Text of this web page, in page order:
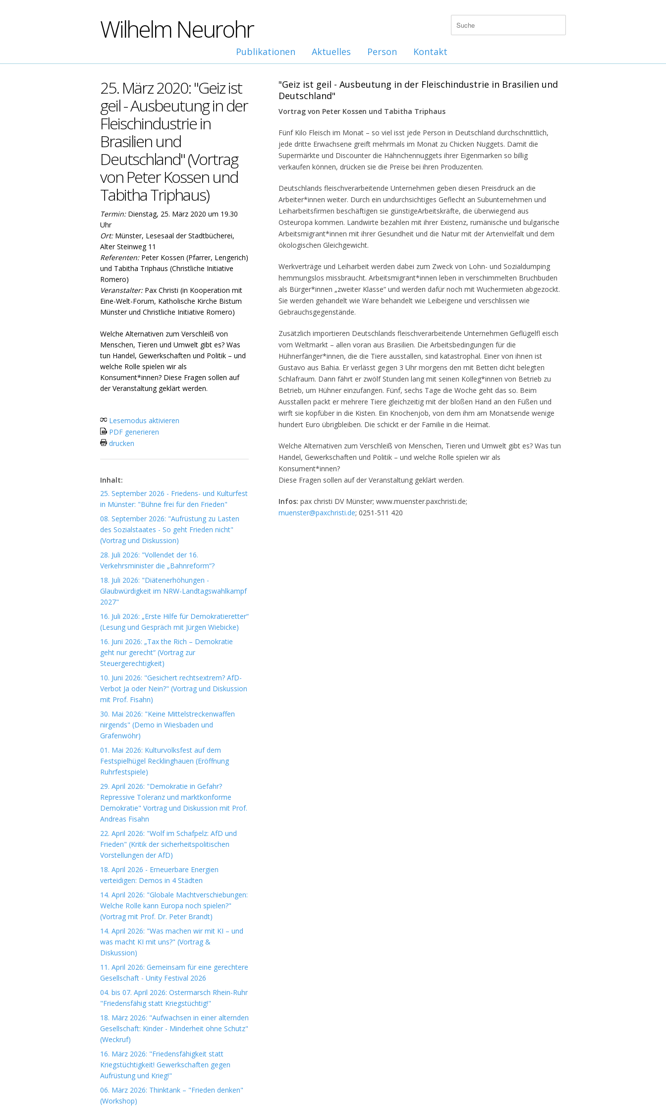
Wilhelm Neurohr
Publikationen Aktuelles Person Kontakt
25. März 2020: "Geiz ist
geil - Ausbeutung in der
Fleischindustrie in
Brasilien und
Deutschland" (Vortrag
von Peter Kossen und
Tabitha Triphaus)
Termin:Dienstag, 25. März 2020 um 19.30
Uhr
Ort:Münster, Lesesaal der Stadtbücherei,
Alter Steinweg 11
Referenten:Peter Kossen (Pfarrer, Lengerich)
und Tabitha Triphaus (Christliche Initiative
Romero)
Veranstalter:Pax Christi (in Kooperation mit
Eine-Welt-Forum, Katholische Kirche Bistum
Münster und Christliche Initiative Romero)
Welche Alternativen zum Verschleiß von
Menschen, Tieren und Umwelt gibt es? Was
tun Handel, Gewerkschaften und Politik – und
welche Rolle spielen wir als
Konsument*innen? Diese Fragen sollen auf
der Veranstaltung geklärt werden.
Lesemodus aktivieren
PDF generieren
drucken
Inhalt:
25. September 2026 - Friedens- und Kulturfest
in Münster: "Bühne frei für den Frieden"
08. September 2026: "Aufrüstung zu Lasten
des Sozialstaates - So geht Frieden nicht"
(Vortrag und Diskussion)
28. Juli 2026: "Vollendet der 16.
Verkehrsminister die „Bahnreform“?
18. Juli 2026: "Diätenerhöhungen -
Glaubwürdigkeit im NRW-Landtagswahlkampf
2027"
16. Juli 2026: „Erste Hilfe für Demokratieretter“
(Lesung und Gespräch mit Jürgen Wiebicke)
16. Juni 2026: „Tax the Rich – Demokratie
geht nur gerecht“ (Vortrag zur
Steuergerechtigkeit)
10. Juni 2026: "Gesichert rechtsextrem? AfD-
Verbot Ja oder Nein?" (Vortrag und Diskussion
mit Prof. Fisahn)
30. Mai 2026: "Keine Mittelstreckenwaffen
nirgends" (Demo in Wiesbaden und
Grafenwöhr)
01. Mai 2026: Kulturvolksfest auf dem
Festspielhügel Recklinghauen (Eröffnung
Ruhrfestspiele)
29. April 2026: "Demokratie in Gefahr?
Repressive Toleranz und marktkonforme
Demokratie" Vortrag und Diskussion mit Prof.
Andreas Fisahn
22. April 2026: "Wolf im Schafpelz: AfD und
Frieden" (Kritik der sicherheitspolitischen
Vorstellungen der AfD)
18. April 2026 - Erneuerbare Energien
verteidigen: Demos in 4 Städten
14. April 2026: "Globale Machtverschiebungen:
Welche Rolle kann Europa noch spielen?"
(Vortrag mit Prof. Dr. Peter Brandt)
14. April 2026: "Was machen wir mit KI – und
was macht KI mit uns?" (Vortrag &
Diskussion)
11. April 2026: Gemeinsam für eine gerechtere
Gesellschaft - Unity Festival 2026
04. bis 07. April 2026: Ostermarsch Rhein-Ruhr
"Friedensfähig statt Kriegstüchtig!"
18. März 2026: "Aufwachsen in einer alternden
Gesellschaft: Kinder - Minderheit ohne Schutz"
(Weckruf)
16. März 2026: "Friedensfähigkeit statt
Kriegstüchtigkeit! Gewerkschaften gegen
Aufrüstung und Krieg!"
06. März 2026: Thinktank – "Frieden denken"
(Workshop)
"Geiz ist geil - Ausbeutung in der Fleischindustrie in Brasilien und
Deutschland"
Vortrag von Peter Kossen und Tabitha Triphaus
Fünf Kilo Fleisch im Monat – so viel isst jede Person in Deutschland durchschnittlich,
jede dritte Erwachsene greift mehrmals im Monat zu Chicken Nuggets. Damit die
Supermärkte und Discounter die Hähnchennuggets ihrer Eigenmarken so billig
verkaufen können, drücken sie die Preise bei ihren Produzenten.
Deutschlands fleischverarbeitende Unternehmen geben diesen Preisdruck an die
Arbeiter*innen weiter. Durch ein undurchsichtiges Geflecht an Subunternehmen und
Leiharbeitsfirmen beschäftigen sie günstigeArbeitskräfte, die überwiegend aus
Osteuropa kommen. Landwirte bezahlen mit ihrer Existenz, rumänische und bulgarische
Arbeitsmigrant*innen mit ihrer Gesundheit und die Natur mit der Artenvielfalt und dem
ökologischen Gleichgewicht.
Werkverträge und Leiharbeit werden dabei zum Zweck von Lohn- und Sozialdumping
hemmungslos missbraucht. Arbeitsmigrant*innen leben in verschimmelten Bruchbuden
als Bürger*innen „zweiter Klasse“ und werden dafür noch mit Wuchermieten abgezockt.
Sie werden gehandelt wie Ware behandelt wie Leibeigene und verschlissen wie
Gebrauchsgegenstände.
Zusätzlich importieren Deutschlands fleischverarbeitende Unternehmen Geflügelfl eisch
vom Weltmarkt – allen voran aus Brasilien. Die Arbeitsbedingungen für die
Hühnerfänger*innen, die die Tiere ausstallen, sind katastrophal. Einer von ihnen ist
Gustavo aus Bahia. Er verlässt gegen 3 Uhr morgens den mit Betten dicht belegten
Schlafraum. Dann fährt er zwölf Stunden lang mit seinen Kolleg*innen von Betrieb zu
Betrieb, um Hühner einzufangen. Fünf, sechs Tage die Woche geht das so. Beim
Ausstallen packt er mehrere Tiere gleichzeitig mit der bloßen Hand an den Füßen und
wirft sie kopfüber in die Kisten. Ein Knochenjob, von dem ihm am Monatsende wenige
hundert Euro übrigbleiben. Die schickt er der Familie in die Heimat.
Welche Alternativen zum Verschleiß von Menschen, Tieren und Umwelt gibt es? Was tun
Handel, Gewerkschaften und Politik – und welche Rolle spielen wir als
Konsument*innen?
Diese Fragen sollen auf der Veranstaltung geklärt werden.
Infos: pax christi DV Münster; www.muenster.paxchristi.de;
muenster@paxchristi.de; 0251-511 420